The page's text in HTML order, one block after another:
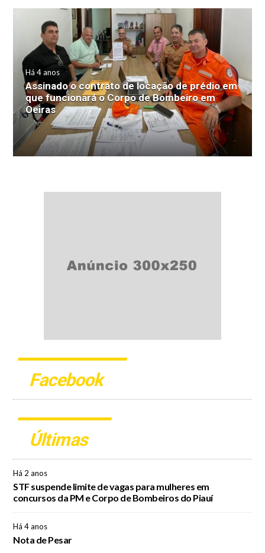
Há 4 anos
Assinado o contrato de locação de prédio em
que funcionará o Corpo de Bombeiro em
Oeiras
Facebook
Últimas
Há 2 anos
STF suspende limite de vagas para mulheres em
concursos da PM e Corpo de Bombeiros do Piauí
Há 4 anos
Nota de Pesar